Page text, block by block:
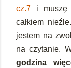
cz.7 i muszę
całkiem
jestem na
na czytanie.
godzina